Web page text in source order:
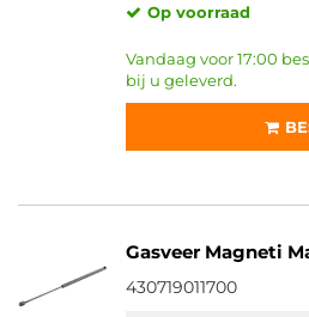
Op voorraad
Vandaag voor 17:00
bij u geleverd.
Gasveer Magneti
430719011700